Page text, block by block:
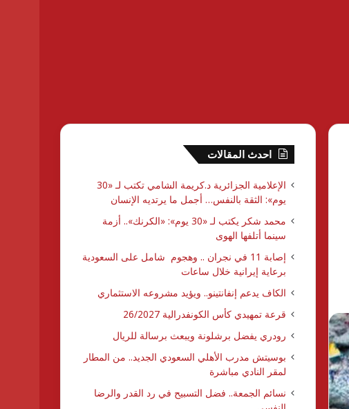
احدث المقالات
الإعلامية الجزائرية د.كريمة الشامي تكتب لـ «30
يوم»: الثقة بالنفس… أجمل ما يرتديه الإنسان
محمد شكر يكتب لـ «30 يوم»: «الكرنك».. أزمة
سينما أتلفها الهوى
إصابة 11 في نجران .. وهجوم شامل على السعودية
برعاية إيرانية خلال ساعات
الكاف يدعم إنفانتينو.. ويؤيد مشروعه الاستثماري
قرعة تمهيدي كأس الكونفدرالية 26/2027
رودري يفضل برشلونة ويبعث برسالة للريال
بوسيتش مدرب الأهلي السعودي الجديد.. من المطار
لمقر النادي مباشرة
نسائم الجمعة.. فضل التسبيح في رد القدر والرضا